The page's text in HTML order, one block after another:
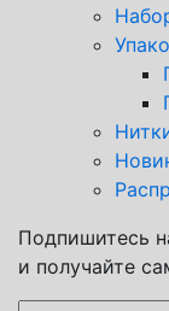
Подпишитесь
и получайте